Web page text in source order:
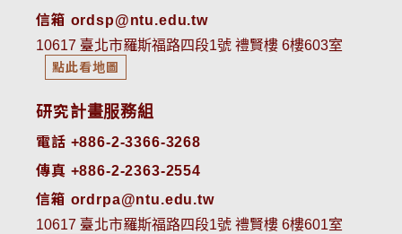
信箱 ordsp@ntu.edu.tw
10617 臺北市羅斯福路四段1號 禮賢樓 6樓603室
點此看地圖
研究計畫服務組
電話 +886-2-3366-3268
傳真 +886-2-2363-2554
信箱 ordrpa@ntu.edu.tw
10617 臺北市羅斯福路四段1號 禮賢樓 6樓601室